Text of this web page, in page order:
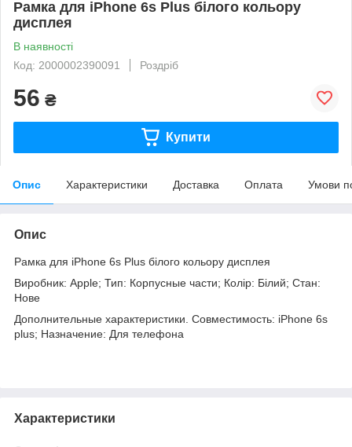
Рамка для iPhone 6s Plus білого кольору
дисплея
В наявності
Код: 2000002390091
Роздріб
56 ₴
Купити
Опис Характеристики Доставка Оплата Умови
Опис
Рамка для iPhone 6s Plus білого кольору дисплея
Виробник: Apple; Тип: Корпусные части; Колір: Білий; Стан:
Нове
Дополнительные характеристики. Совместимость: iPhone 6s
plus; Назначение: Для телефона
Характеристики